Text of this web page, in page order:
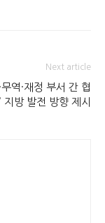
Next article
무역·재정 부서 간 협
지방 발전 방향 제시